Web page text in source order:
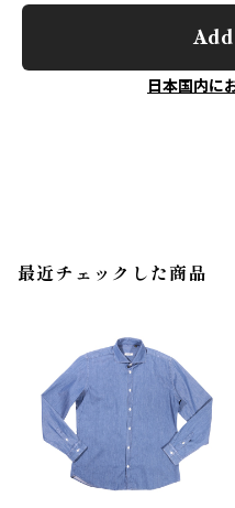
日本国内に
最近チェックした商品